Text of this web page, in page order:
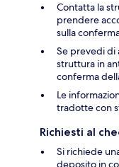
Contatta la
prendere
sulla
Se prevedi di
struttura in
conferma
Le
tradotte con
Richiesti al
Si richiede
deposito in